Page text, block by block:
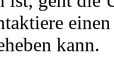
kann.